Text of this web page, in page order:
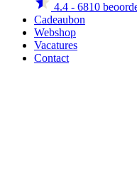
4.4 - 6810
Cadeaubon
Webshop
Vacatures
Contact